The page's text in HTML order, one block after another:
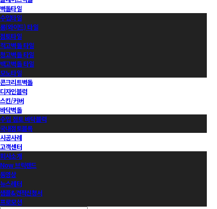
벽돌타일
수입타일
롱(와이드) 타일
점토타일
적고벽돌 타일
청고벽돌 타일
백고벽돌 타일
모노타일
콘크리트벽돌
디자인블럭
스킨/커버
바닥벽돌
수입 점토 바닥블럭
국내점토블록
시공사례
고객센터
회사소개
Now 브릭랜드
동영상
뉴스레터
샘플&견적신청서
프로모션